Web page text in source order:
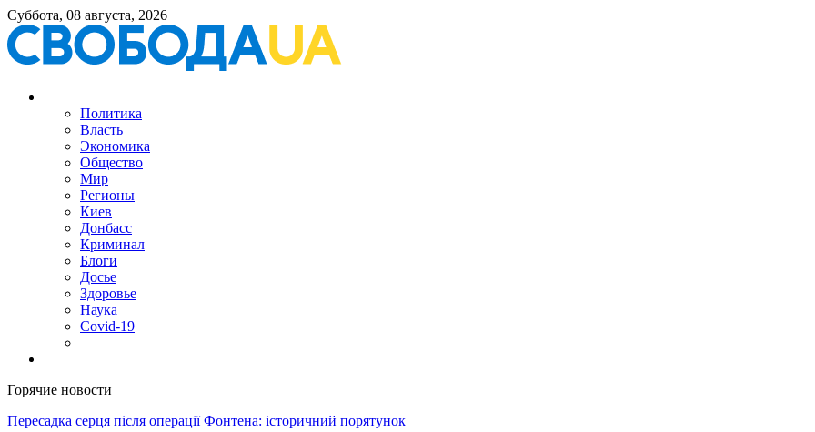
Суббота, 08 августа, 2026
Политика
Власть
Экономика
Общество
Мир
Регионы
Киев
Донбасс
Криминал
Блоги
Досье
Здоровье
Наука
Covid-19
Горячие новости
Пересадка серця після операції Фонтена: історичний порятунок